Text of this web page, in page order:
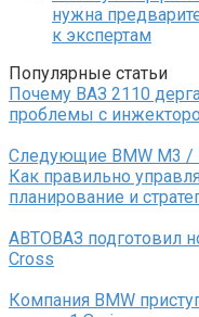
нужна
к экспертам
Популярные статьи
Почему ВАЗ 2110
проблемы с
Следующие BMW M3 /
Как правильно
планирование и
АВТОВАЗ подготовил
Cross
Компания BMW